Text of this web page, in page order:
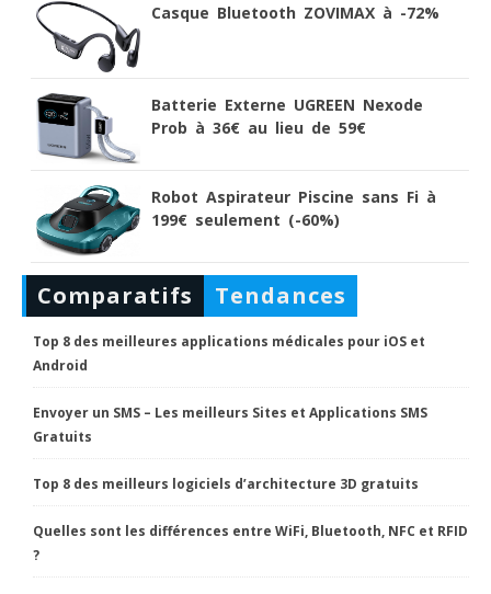
Casque Bluetooth ZOVIMAX à -72%
Batterie Externe UGREEN Nexode
Prob à 36€ au lieu de 59€
Robot Aspirateur Piscine sans Fi à
199€ seulement (-60%)
Comparatifs Tendances
Top 8 des meilleures applications médicales pour iOS et
Android
Envoyer un SMS – Les meilleurs Sites et Applications SMS
Gratuits
Top 8 des meilleurs logiciels d’architecture 3D gratuits
Quelles sont les différences entre WiFi, Bluetooth, NFC et RFID
?